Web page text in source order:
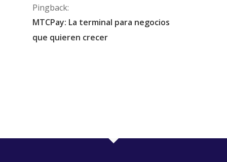
Pingback:
MTCPay: La terminal para negocios
que quieren crecer